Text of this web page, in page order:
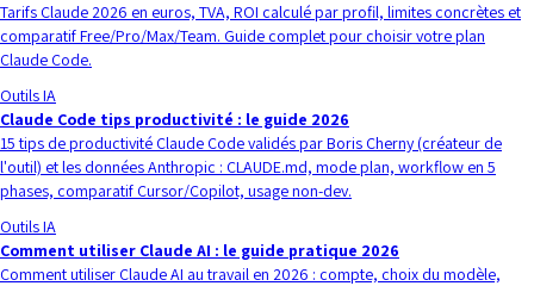
Tarifs Claude 2026 en euros, TVA, ROI calculé par profil, limites concrètes et
comparatif Free/Pro/Max/Team. Guide complet pour choisir votre plan
Claude Code.
Outils IA
Claude Code tips productivité : le guide 2026
15 tips de productivité Claude Code validés par Boris Cherny (créateur de
l'outil) et les données Anthropic : CLAUDE.md, mode plan, workflow en 5
phases, comparatif Cursor/Copilot, usage non-dev.
Outils IA
Comment utiliser Claude AI : le guide pratique 2026
Comment utiliser Claude AI au travail en 2026 : compte, choix du modèle,